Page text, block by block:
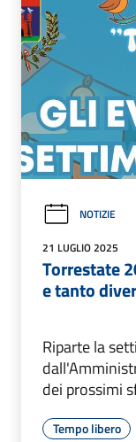
NOTIZIE
21 LUGLIO 2025
Torrestate
e tanto
Riparte la
dei prossimi
Tempo libero